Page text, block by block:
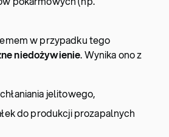
w przypadku tego
niedożywienie. Wynika ono z
jelitowego,
do produkcji prozapalnych